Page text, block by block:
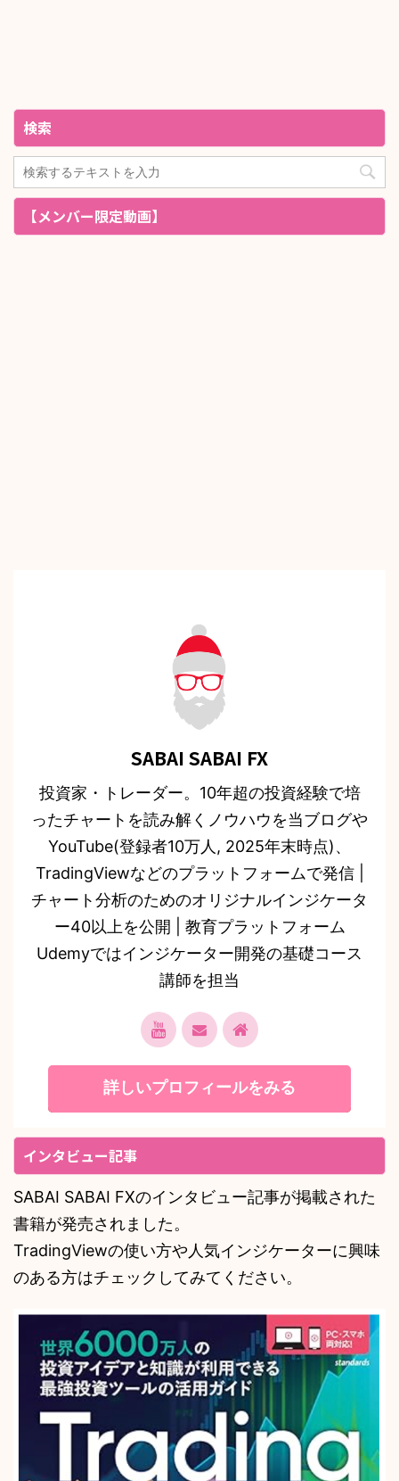
検索
【メンバー限定動画】
SABAI SABAI FX
投資家・トレーダー。10年超の投資経験で培
ったチャートを読み解くノウハウを当ブログや
YouTube(登録者10万人, 2025年末時点)、
TradingViewなどのプラットフォームで発信 |
チャート分析のためのオリジナルインジケータ
ー40以上を公開 | 教育プラットフォーム
Udemyではインジケーター開発の基礎コース
講師を担当
詳しいプロフィールをみる
インタビュー記事
SABAI SABAI FXのインタビュー記事が掲載された
書籍が発売されました。
TradingViewの使い方や人気インジケーターに興味
のある方はチェックしてみてください。